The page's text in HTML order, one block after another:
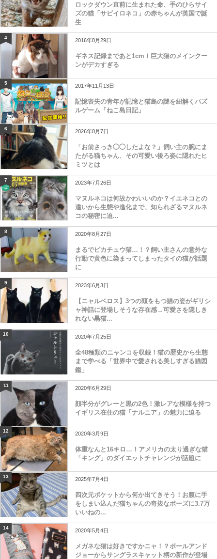
ロックダウン直前に生まれた命、手のひらサイ
ズの猫「サビイロネコ」の赤ちゃんが英国で誕
生
4 2016年8月29日
ギネス記録まであと1cm！巨大猫のメインクー
ンがデカすぎる
5 2017年11月13日
記憶喪失の青年が記憶と猫島の謎を紐解くパズ
ルゲーム「ねこ島日記」
6 2026年8月7日
「お前さっき◯◯したよな？」飼い主の腕にま
たがる猫ちゃん、その可愛い後ろ姿に隠れたヒ
ミツとは
7 2023年7月26日
マヌルネコは何故かわいいのか？イエネコとの
違いから生態や進化まで、知られざるマヌルネ
コの秘密に迫...
8 2020年8月27日
まるでピカチュウ猫…！？飼い主さんの意外な
行動で黄色に染まってしまったタイの猫が話題
に
9 2023年6月3日
【ニャルベロス】3つの頭をもつ猫の姿がギリシ
ャ神話に登場しそうな存在感→可愛さを隠しき
れない黒猫...
10 2020年7月25日
全48種類のニャンコを収録！猫の歴史から生態
まで学べる「世界中で愛される美しすぎる猫図
鑑」
11 2020年6月29日
顔半分がグレーと黒の2色！激レアな模様を持つ
イギリス在住の猫「ナルニア」の魅力に迫る
12 2020年3月9日
体重なんと16キロ…！アメリカの太り過ぎな猫
「キング」のダイエットチャレンジが話題に
13 2025年7月4日
四次元ポケットから何か出てきそう！お腹に手
をしまい込んだ猫ちゃんの奇抜なポーズに3.7万
いいねの...
14 2020年5月4日
メガネな猫は好きですかニャ！？ポールアンド
ジョーからサングラスキャット柄の新作が登場